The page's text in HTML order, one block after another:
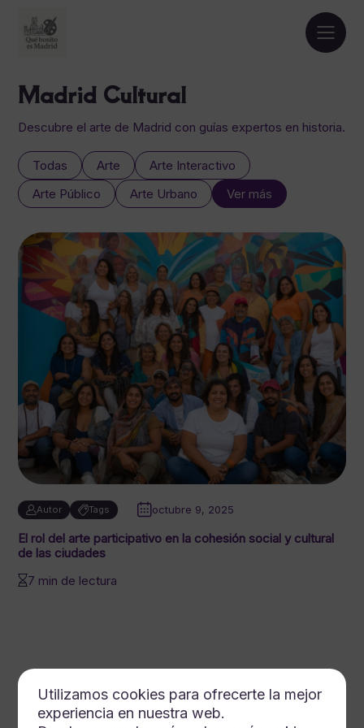
Madrid Cultural
Descubre el arte de Madrid con guías expertos en historia.
Todas Arte
Arte Interactivo
Arte Público
Arte Urbano Ver más
Autor Tags octubre 9, 2025
El rol del arte participativo en la cohesión social y cultural
de las ciudades
7 min de lectura
Utilizamos cookies para ofrecerte la mejor
experiencia en nuestra web.